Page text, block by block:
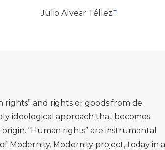
Julio Alvear Téllez +
rights” and rights or goods from de
ideological approach that becomes
“Human rights” are instrumental
Modernity. Modernity project, today in a